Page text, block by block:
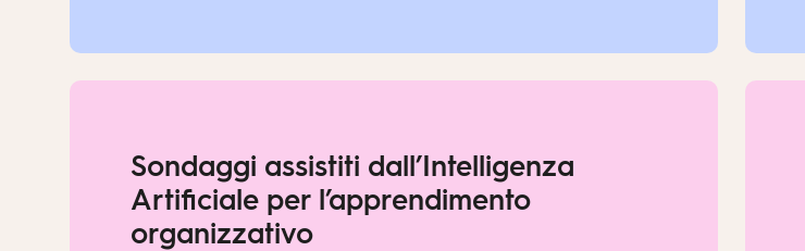
Sondaggi assistiti dall’Intelligenza
Artificiale per l’apprendimento
organizzativo